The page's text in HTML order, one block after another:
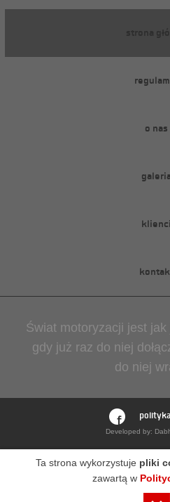
o nas
klienci
Świat motoryzacji jest
gdy już raz do niej
do niej
Developed by:
Ta strona wykorzystuje pliki
zawartą w